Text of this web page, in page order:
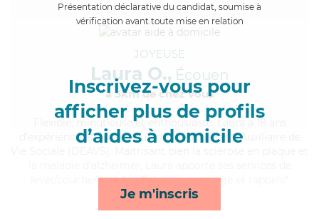
Présentation déclarative du candidat, soumise à
vérification avant toute mise en relation
Inscrivez-vous pour
afficher plus de profils
d’aides à domicile
Je m'inscris
JOYEUSE
Laura O., Écouen
à 5km de chez Vous
, minutieuse et enthousiaste, Laura a 18 ans
d'expérience et possède un diplôme d'État d'Auxiliaire de
lever/coucher, courses/livraison, ménage et rappels*